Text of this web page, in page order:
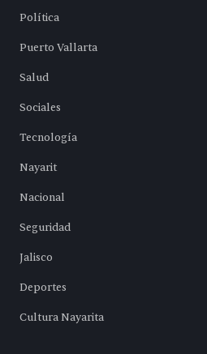
Política
Puerto Vallarta
Salud
Sociales
Tecnología
Nayarit
Nacional
Seguridad
Jalisco
Deportes
Cultura Nayarita